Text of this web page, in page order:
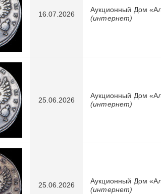
16.07.2026
Аукционный Дом
(интернет)
25.06.2026
Аукционный Дом
(интернет)
25.06.2026
Аукционный Дом
(интернет)